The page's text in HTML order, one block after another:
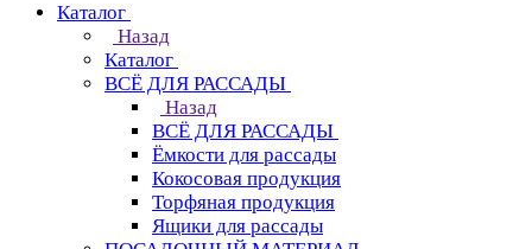
Каталог
Назад
Каталог
ВСЁ ДЛЯ РАССАДЫ
Назад
ВСЁ ДЛЯ РАССАДЫ
Ёмкости для рассады
Кокосовая продукция
Торфяная продукция
Ящики для рассады